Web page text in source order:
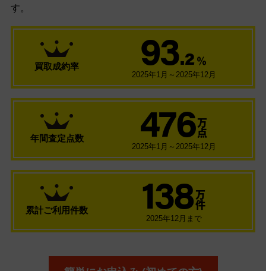
す。
買取成約率 93.2 ％
2025年1月～2025年12月
年間査定点数 476 万
点
2025年1月～2025年12月
累計ご利用件数 138 万
件
2025年12月まで